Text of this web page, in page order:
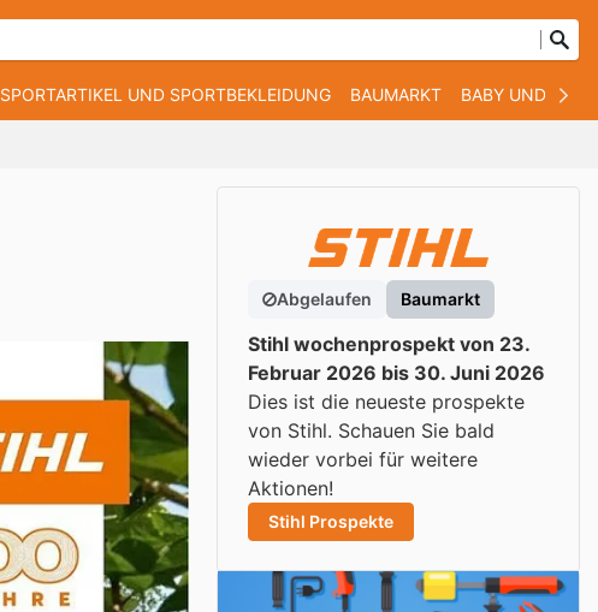
SPORTARTIKEL UND SPORTBEKLEIDUNG BAUMARKT BABY UND KIND
Abgelaufen Baumarkt
Stihl wochenprospekt von 23.
Februar 2026 bis 30. Juni 2026
Dies ist die neueste prospekte
von Stihl. Schauen Sie bald
wieder vorbei für weitere
Aktionen!
Stihl Prospekte